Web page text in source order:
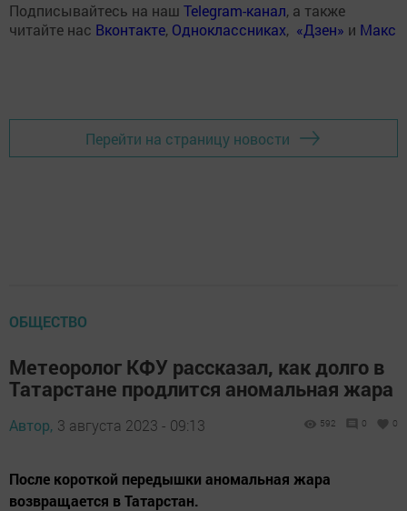
Подписывайтесь на наш Telegram-канал, а также
читайте нас Вконтакте, Одноклассниках, «Дзен» и Макс
Перейти на страницу новости
ОБЩЕСТВО
Метеоролог КФУ рассказал, как долго в
Татарстане продлится аномальная жара
Автор, 3 августа 2023 - 09:13 592 0 0
После короткой передышки аномальная жара
возвращается в Татарстан.